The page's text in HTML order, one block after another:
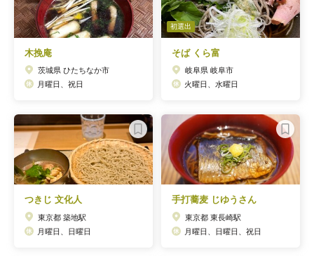
木挽庵
茨城県 ひたちなか市
月曜日、祝日
初選出
そば くら富
岐阜県 岐阜市
火曜日、水曜日
つきじ 文化人
東京都 築地駅
月曜日、日曜日
手打蕎麦 じゆうさん
東京都 東長崎駅
月曜日、日曜日、祝日